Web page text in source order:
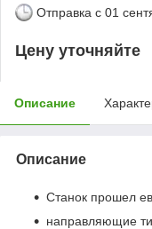
Отправка с 01
Цену уточняйте
Описание
Описание
Станок прошел
направляющие